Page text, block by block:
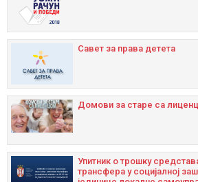
Савет за права детета
Домови за старе са
Упитник о трошку
трансфера у социјалној